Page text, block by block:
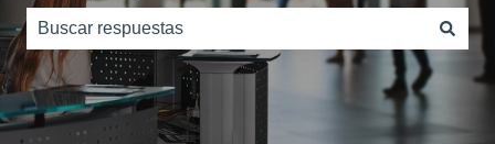
No hay sugerencias porque el campo de búsqueda